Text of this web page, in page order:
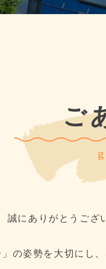
ご
にありがとうご
の姿勢を大切にし